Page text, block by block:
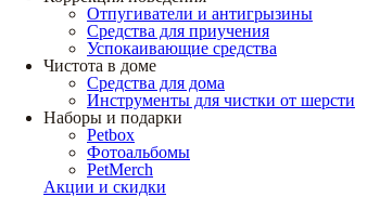
Отпугиватели и антигрызины
Средства для приучения
Успокаивающие средства
Чистота в доме
Средства для дома
Инструменты для чистки от шерсти
Наборы и подарки
Petbox
Фотоальбомы
PetMerch
Акции и скидки